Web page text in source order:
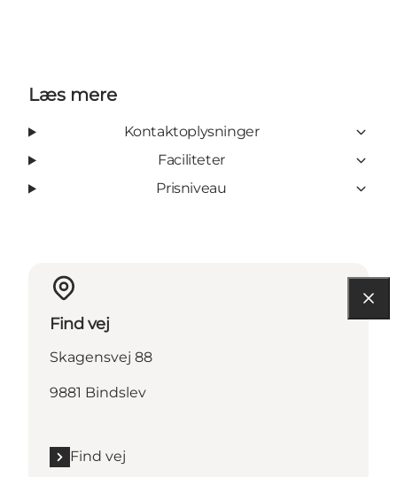
Læs mere
Kontaktoplysninger
Faciliteter
Prisniveau
Find vej
Skagensvej 88
9881 Bindslev
Find vej